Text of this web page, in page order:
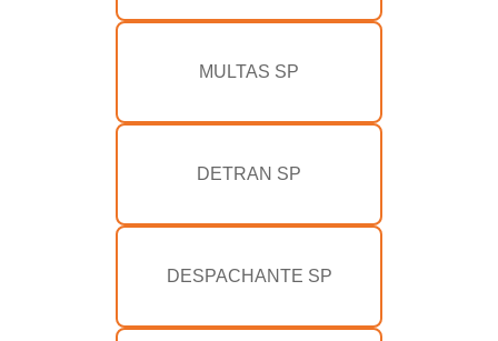
MULTAS SP
DETRAN SP
DESPACHANTE SP